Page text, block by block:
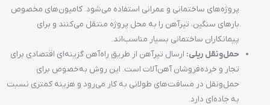
پروژه‌های ساختمانی و عمرانی استفاده می‌شود. کامیون‌های مخصوص
بارهای سنگین، تیرآهن را به محل پروژه منتقل می‌کنند و برای
پیمانکاران ساختمانی بسیار مناسب‌اند.
حمل‌ونقل ریلی: ارسال تیرآهن از طریق راه‌آهن گزینه‌ای اقتصادی برای
تجار و خرده‌فروشان آهن‌آلات است. این روش به‌خصوص برای
حمل‌ونقل در مسافت‌های طولانی به کار می‌رود و هزینه کمتری نسبت
به جاده‌ای دارد.